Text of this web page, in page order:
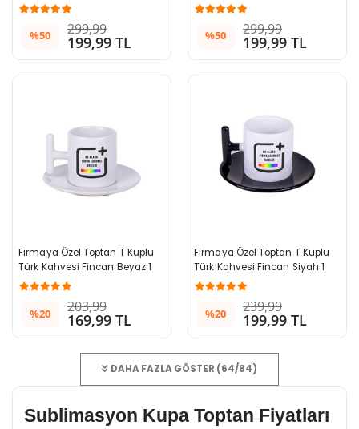
%50 299,99
199,99 TL %50 299,99
199,99 TL
Firmaya Özel Toptan T Kuplu
Türk Kahvesi Fincan Beyaz 1
Adet
%20 203,99
169,99 TL
Firmaya Özel Toptan T Kuplu
Türk Kahvesi Fincan Siyah 1
Adet
%20 239,99
199,99 TL
DAHA FAZLA GÖSTER (64/84)
Sublimasyon Kupa Toptan Fiyatları